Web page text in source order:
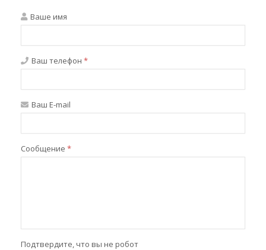
Ваше имя
Ваш телефон *
Ваш E-mail
Сообщение *
Подтвердите, что вы не робот